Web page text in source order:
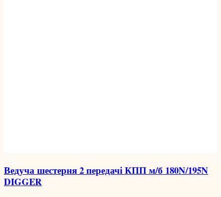
Ведуча шестерня 2 передачі КПП м/б 180N/195N
DIGGER